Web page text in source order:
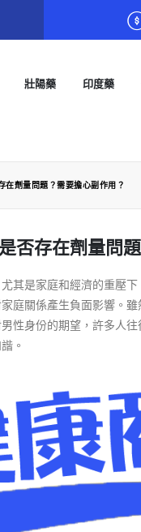
壯陽藥 印度藥
在劑量問題？需要擔心副作用？
否存在劑量問
其是家庭和經濟的重壓
庭關係產生負面影響。
性身份的期望，許多人
。